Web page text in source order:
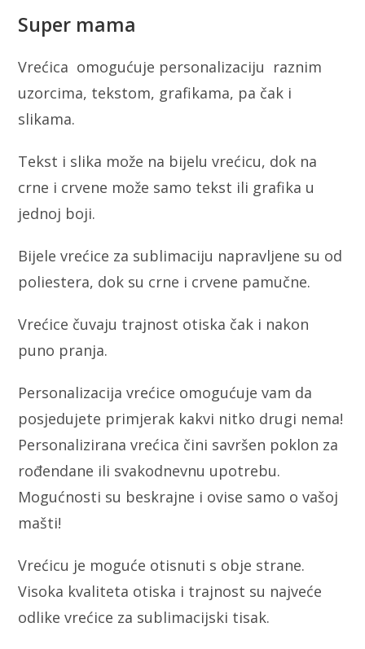
Super mama
Vrećica omogućuje personalizaciju raznim
uzorcima, tekstom, grafikama, pa čak i
slikama.
Tekst i slika može na bijelu vrećicu, dok na
crne i crvene može samo tekst ili grafika u
jednoj boji.
Bijele vrećice za sublimaciju napravljene su od
poliestera, dok su crne i crvene pamučne.
Vrećice čuvaju trajnost otiska čak i nakon
puno pranja.
Personalizacija vrećice omogućuje vam da
posjedujete primjerak kakvi nitko drugi nema!
Personalizirana vrećica čini savršen poklon za
rođendane ili svakodnevnu upotrebu.
Mogućnosti su beskrajne i ovise samo o vašoj
mašti!
Vrećicu je moguće otisnuti s obje strane.
Visoka kvaliteta otiska i trajnost su najveće
odlike vrećice za sublimacijski tisak.